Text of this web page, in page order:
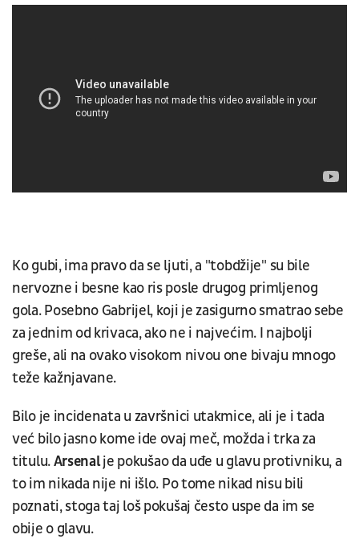
Ko gubi, ima pravo da se ljuti, a "tobdžije" su bile
nervozne i besne kao ris posle drugog primljenog
gola. Posebno Gabrijel, koji je zasigurno smatrao sebe
za jednim od krivaca, ako ne i najvećim. I najbolji
greše, ali na ovako visokom nivou one bivaju mnogo
teže kažnjavane.
Bilo je incidenata u završnici utakmice, ali je i tada
već bilo jasno kome ide ovaj meč, možda i trka za
titulu.Arsenalje pokušao da uđe u glavu protivniku, a
to im nikada nije ni išlo. Po tome nikad nisu bili
poznati, stoga taj loš pokušaj često uspe da im se
obije o glavu.